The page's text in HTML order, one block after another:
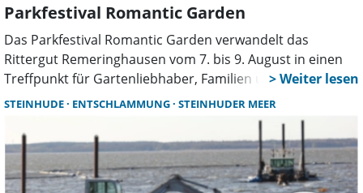
Parkfestival Romantic Garden
Das Parkfestival Romantic Garden verwandelt das
Rittergut Remeringhausen vom 7. bis 9. August in einen
Treffpunkt für Gartenliebhaber, Familien und Genießer.
Mehr als 130 Aussteller, Live-Musik, Parkführungen,
Kunsthandwerk und zahlreiche Mitmachaktionen sorgen
für ein abwechslungsreiches Sommerwochenende.
STEINHUDE ENTSCHLAMMUNG STEINHUDER MEER